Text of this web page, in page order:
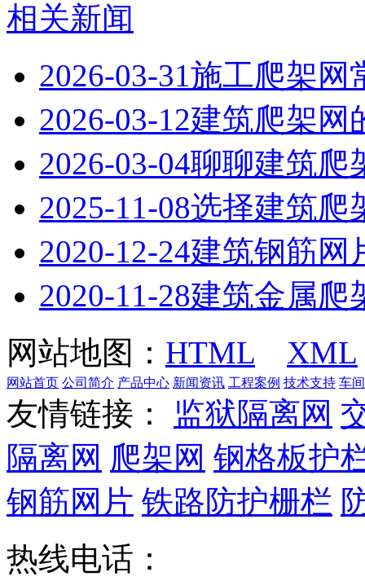
相关新闻
2026-03-31施工爬架网
2026-03-12建筑爬架网
2026-03-04聊聊建筑爬
2025-11-08选择建筑爬
2020-12-24建筑钢筋网
2020-11-28建筑金属爬
网站地图： HTML XML
网站首页 公司简介 产品中心 新闻资讯 工程案例 技术支持 车
友情链接： 监狱隔离网
隔离网 爬架网 钢格板护
钢筋网片 铁路防护栅栏
热线电话：